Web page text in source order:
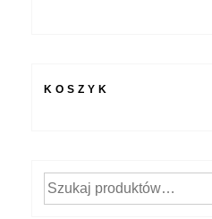
KOSZYK
Szukaj: